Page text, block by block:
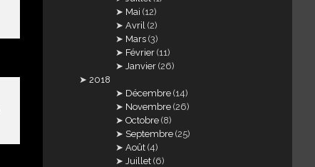
Mai (12)
Avril (2)
Mars (3)
Février (11)
Janvier (26)
2018
Décembre (14)
Novembre (26)
Octobre (8)
Septembre (25)
Août (4)
Juillet (6)